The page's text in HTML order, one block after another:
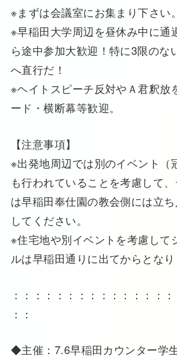
※まずは会議室にお集まり下さい。
※早稲田大学周辺を昼休み中に通
ら途中参加大歓迎！特に3限のな
へ直行だ！
※ヘイトスピーチ反対やＡ君釈放
ード・横断幕等歓迎。
【注意事項】
※出発地周辺では別のイベント（
も行われていることを考慮して
は早稲田奉仕園の教会側には立
してください。
※住宅地や別イベントを考慮して
ルは早稲田通りに出てからとなり
：：：：：：：：：：：：：：
：：
◆主催：7.6早稲田カウンター学